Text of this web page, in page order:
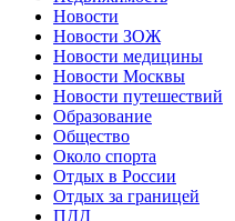
Новости
Новости ЗОЖ
Новости медицины
Новости Москвы
Новости путешествий
Образование
Общество
Около спорта
Отдых в России
Отдых за границей
ПДД